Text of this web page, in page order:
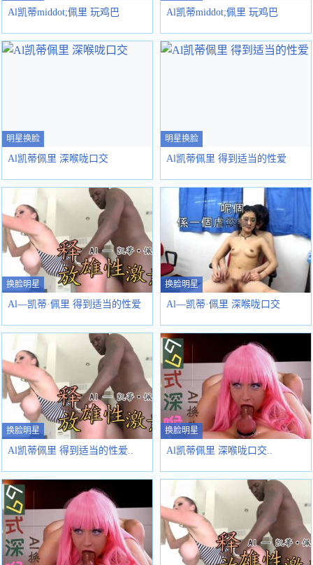
Al凯蒂middot;佩里 玩鸡巴 Al凯蒂middot;佩里 玩鸡巴
明星换脸
Al凯蒂佩里 深喉咙口交
明星换脸
Al凯蒂佩里 得到适当的性爱
换脸明星
Al—凯蒂·佩里 得到适当的性爱
换脸明星
Al—凯蒂·佩里 深喉咙口交
换脸明星
Al凯蒂佩里 得到适当的性爱..
换脸明星
Al凯蒂佩里 深喉咙口交..